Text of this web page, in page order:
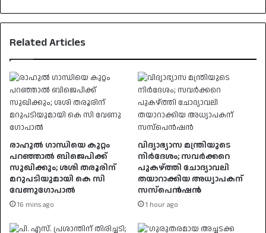
Related Articles
രാഹുൽ ​ഗാന്ധിയെ കുറ്റം
പറഞ്ഞാൽ ബിജെപിക്ക്
സുഖിക്കും; ശശി തരൂരിന്
മറുപടിയുമായി കെ സി
വേണു​ഗോപാൽ
16 mins ago
വിദ്യാഭ്യാസ മന്ത്രിയുടെ
നിർദേശം; സവർക്കറെ
പുകഴ്ത്തി ചോദ്യാവലി
തയാറാക്കിയ അധ്യാപകന്
സസ്പെൻഷൻ
1 hour ago